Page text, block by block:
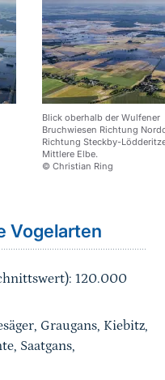
Blick oberhalb der Wulfener
Bruchwiesen Richtung
Richtung Steckby-
Mittlere Elbe.
© Christian Ring
Vogelarten
120.000
Graugans, Kiebitz,
Saatgans,